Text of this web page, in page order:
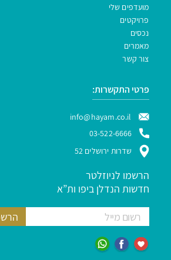
מועדפים שלי
פרויקטים
נכסים
מאמרים
צור קשר
פרטי התקשרות:
info@hayam.co.il
03-522-6666
שדרות ירושלים 52
הרשמו לניוזלטר
חדשות הנדלן ביפו ות”א